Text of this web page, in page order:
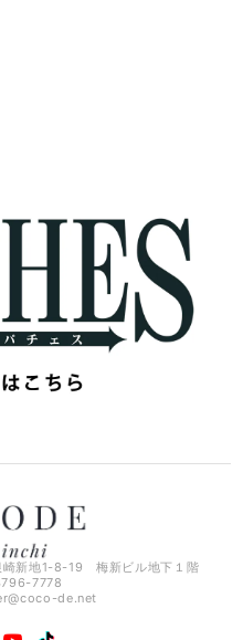
新地1-8-19 梅新ビル地下１階
7778
de.net